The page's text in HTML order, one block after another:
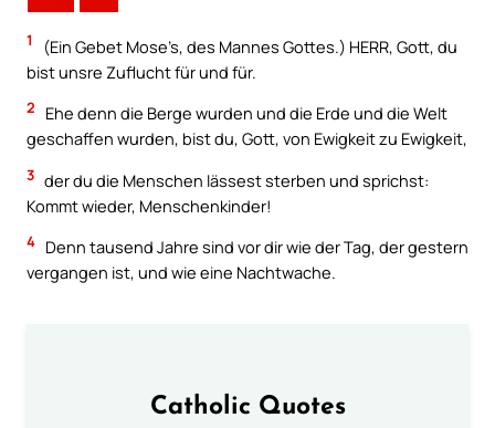
1
(Ein Gebet Mose’s, des Mannes Gottes.) HERR, Gott, du
bist unsre Zuflucht für und für.
2
Ehe denn die Berge wurden und die Erde und die Welt
geschaffen wurden, bist du, Gott, von Ewigkeit zu Ewigkeit,
3 der du die Menschen lässest sterben und sprichst:
Kommt wieder, Menschenkinder!
4 Denn tausend Jahre sind vor dir wie der Tag, der gestern
vergangen ist, und wie eine Nachtwache.
Catholic Quotes